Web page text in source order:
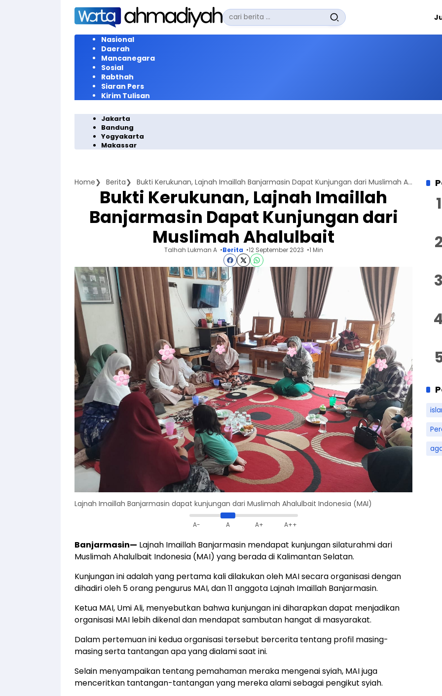
Langsung
konten
Pencarian
untuk:
Nasional
Daerah
Mancanegara
Sosial
Rabthah
Siaran Pers
Kirim Tulisan
Jakarta
Bandung
Yogyakarta
Makassar
Home Berita Bukti Kerukunan, Lajnah Imaillah Banjarmasin Dapat Kunjungan dari Muslimah Ahalulbait
Bukti Kerukunan, Lajnah Imaillah
Banjarmasin Dapat Kunjungan dari
Muslimah Ahalulbait
Talhah Lukman A Berita 12 September 2023 1 Min
Lajnah Imaillah Banjarmasin dapat kunjungan dari Muslimah Ahalulbait Indonesia (MAI)
A- A A+ A++
Banjarmasin— Lajnah Imaillah Banjarmasin mendapat kunjungan silaturahmi dari
Muslimah Ahalulbait Indonesia (MAI) yang berada di Kalimantan Selatan.
Kunjungan ini adalah yang pertama kali dilakukan oleh MAI secara organisasi dengan
dihadiri oleh 5 orang pengurus MAI, dan 11 anggota Lajnah Imaillah Banjarmasin.
Ketua MAI, Umi Ali, menyebutkan bahwa kunjungan ini diharapkan dapat menjadikan
organisasi MAI lebih dikenal dan mendapat sambutan hangat di masyarakat.
Dalam pertemuan ini kedua organisasi tersebut bercerita tentang profil masing-
masing serta tantangan apa yang dialami saat ini.
Selain menyampaikan tentang pemahaman meraka mengenai syiah, MAI juga
menceritkan tantangan-tantangan yang mereka alami sebagai pengikut syiah.